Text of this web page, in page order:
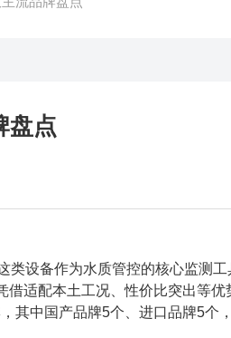
盘点​
设备作为水质管控的核心监测
适配本土工况、性价比突出等优
其中国产品牌5个、进口品牌5个